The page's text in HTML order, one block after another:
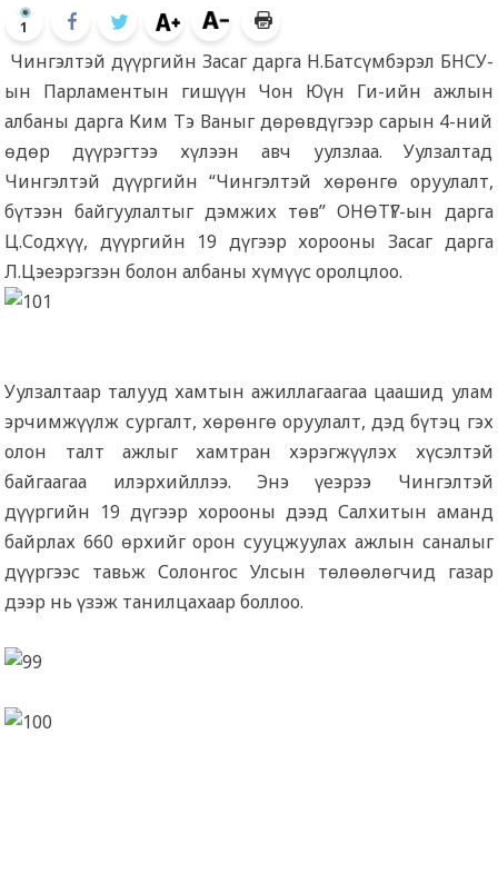
1
Чингэлтэй дүүргийн Засаг дарга Н.Батсүмбэрэл БНСУ-
ын Парламентын гишүүн Чон Юүн Ги-ийн ажлын
албаны дарга Ким Тэ Ваныг дөрөвдүгээр сарын 4-ний
өдөр дүүрэгтээ хүлээн авч уулзлаа. Уулзалтад
Чингэлтэй дүүргийн “Чингэлтэй хөрөнгө оруулалт,
бүтээн байгуулалтыг дэмжих төв” ОНӨТҮГ-ын дарга
Ц.Содхүү, дүүргийн 19 дүгээр хорооны Засаг дарга
Л.Цэеэрэгзэн болон албаны хүмүүс оролцлоо.
Уулзалтаар талууд хамтын ажиллагаагаа цаашид улам
эрчимжүүлж сургалт, хөрөнгө оруулалт, дэд бүтэц гэх
олон талт ажлыг хамтран хэрэгжүүлэх хүсэлтэй
байгаагаа илэрхийллээ. Энэ үеэрээ Чингэлтэй
дүүргийн 19 дүгээр хорооны дээд Салхитын аманд
байрлах 660 өрхийг орон сууцжуулах ажлын саналыг
дүүргээс тавьж Солонгос Улсын төлөөлөгчид газар
дээр нь үзэж танилцахаар боллоо.